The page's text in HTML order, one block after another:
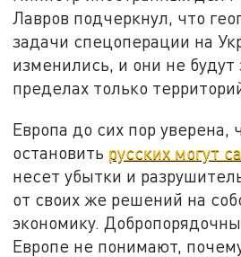
Лавров подчеркнул, что
задачи спецоперации на
изменились, и они не
пределах только
Европа до сих пор уверена,
остановить русских могут
несет убытки и
от своих же решений на
экономику.
Европе не понимают,